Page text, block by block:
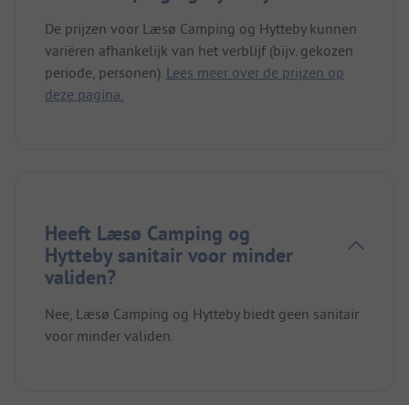
De prijzen voor Læsø Camping og Hytteby kunnen
variëren afhankelijk van het verblijf (bijv. gekozen
periode, personen). Lees meer over de prijzen op
deze pagina.
Heeft Læsø Camping og
Hytteby sanitair voor minder
validen?
Nee, Læsø Camping og Hytteby biedt geen sanitair
voor minder validen.